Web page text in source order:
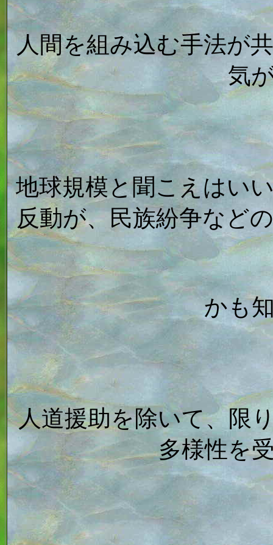
人間を組み込む手法が
気
地球規模と聞こえはい
反動が、民族紛争など
かも
人道援助を除いて、限
多様性を